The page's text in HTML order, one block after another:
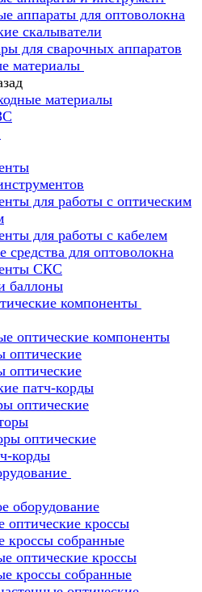
аппараты для оптоволокна
скалыватели
для сварочных аппаратов
материалы
материалы
для работы с оптическим
для работы с кабелем
средства для оптоволокна
СКС
баллоны
компоненты
оптические компоненты
оптические
оптические
патч-корды
оптические
оптические
корды
оборудование
оптические кроссы
кроссы собранные
оптические кроссы
кроссы собранные